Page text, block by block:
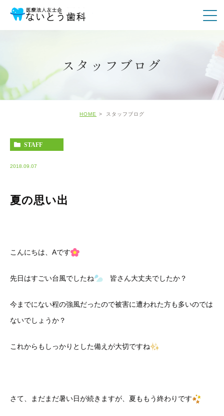
スタッフブログ
HOME スタッフブログ
STAFF
2018.09.07
夏の思い出
こんにちは、Aです
先日はすごい台風でしたね 皆さん大丈夫でしたか？
今までにない程の強風だったので被害に遭われた方も多いのでは
ないでしょうか？
これからもしっかりとした備えが大切ですね
さて、まだまだ暑い日が続きますが、夏ももう終わりです